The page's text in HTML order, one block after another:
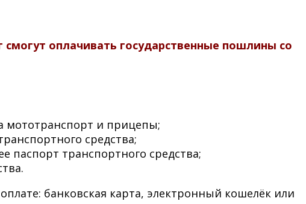
смогут оплачивать государственные пошлины со
мототранспорт и прицепы;
средства;
паспорт транспортного средства;
банковская карта, электронный кошелёк или